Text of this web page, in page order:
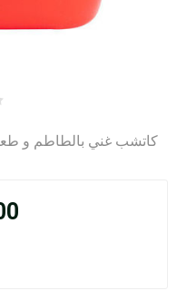
كاتشب غني بالطاطم و